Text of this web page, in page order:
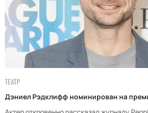
ТЕАТР
Дэниел Рэдклифф номинирован на